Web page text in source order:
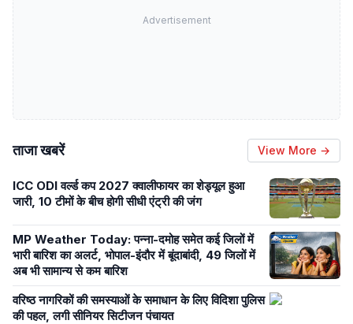
Advertisement
ताजा खबरें View More →
ICC ODI वर्ल्ड कप 2027 क्वालीफायर का शेड्यूल हुआ
जारी, 10 टीमों के बीच होगी सीधी एंट्री की जंग
MP Weather Today: पन्ना-दमोह समेत कई जिलों में
भारी बारिश का अलर्ट, भोपाल-इंदौर में बूंदाबांदी, 49 जिलों में
अब भी सामान्य से कम बारिश
वरिष्ठ नागरिकों की समस्याओं के समाधान के लिए विदिशा पुलिस
की पहल, लगी सीनियर सिटीजन पंचायत